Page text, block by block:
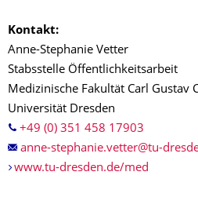
Kontakt:
Anne-Stephanie Vetter
Stabsstelle Öffentlichkeitsarbeit
Medizinische Fakultät Carl Gustav
Universität Dresden
+49 (0) 351 458 17903
www.tu-dresden.de/med